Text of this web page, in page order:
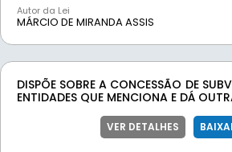
Autor da Lei
MÁRCIO DE MIRANDA ASSIS
DISPÕE SOBRE A CONCESSÃO DE
ENTIDADES QUE MENCIONA E DÁ
VER DETALHES